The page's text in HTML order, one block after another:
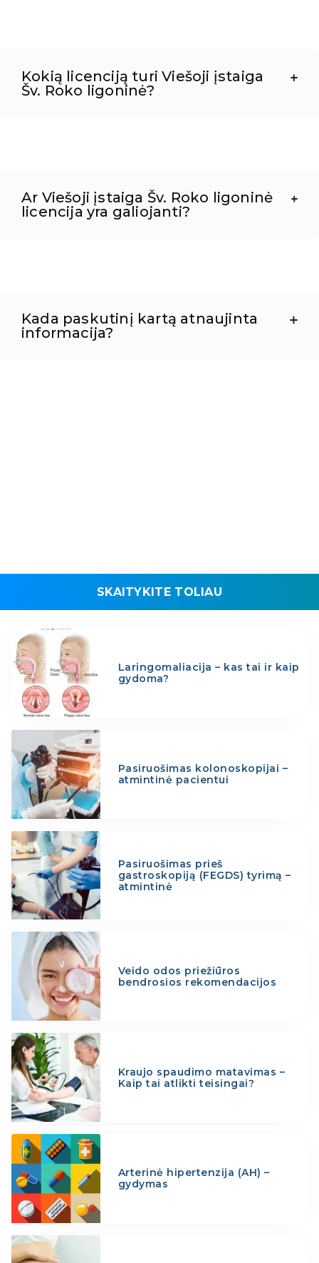
Kokią licenciją turi Viešoji įstaiga
Šv. Roko ligoninė?
Ar Viešoji įstaiga Šv. Roko ligoninė
licencija yra galiojanti?
Kada paskutinį kartą atnaujinta
informacija?
SKAITYKITE TOLIAU
Laringomaliacija – kas tai ir kaip
gydoma?
Pasiruošimas kolonoskopijai –
atmintinė pacientui
Pasiruošimas prieš
gastroskopiją (FEGDS) tyrimą –
atmintinė
Veido odos priežiūros
bendrosios rekomendacijos
Kraujo spaudimo matavimas –
Kaip tai atlikti teisingai?
Arterinė hipertenzija (AH) –
gydymas